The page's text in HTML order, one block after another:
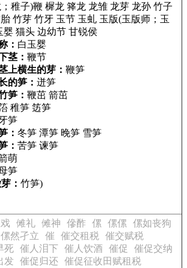
稚子)鞭 樨龙 箨龙 龙雏 龙芽 龙孙 竹子
竹芽 竹牙 玉节 玉虬 玉版(玉版师；玉
婴 猫头 边幼节 甘锐侯
： 白玉婴
茎： 鞭节
上横生的芽： 鞭笋
的笋： 迸笋
笋： 鞭茁 箭茁
稚笋 笾笋
笋
： 冬笋 潭笋 晚笋 雪笋
： 苦笋 谏笋
萌
笋
： 竹笋)
傩礼 傩神 傪酢 傫 傫傫
傫如丧狗
傫然孑立 催 催交租税
催交赋税
死 催人泪下 催人饮酒 催促
催促交纳
发
催促归还
催促征收田赋租税